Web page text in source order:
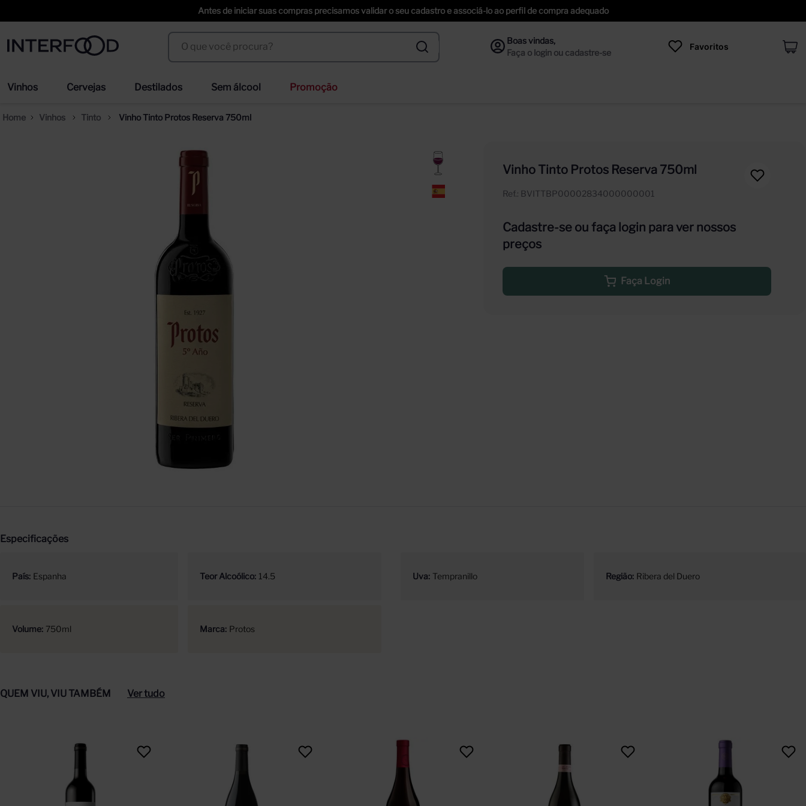
Antes de iniciar suas compras precisamos validar o seu cadastro e associá-lo ao perfil de compra adequado
O que você procura?
Favoritos
Vinhos Cervejas Destilados Sem álcool Promoção
Vinhos Tinto Vinho Tinto Protos Reserva 750ml
Vinho Tinto Protos Reserva 750ml
Ref. : BVITTBP00002834000000001
Cadastre-se ou faça login para ver nossos
preços
Faça Login
Especificações
País Espanha Teor Alcoólico 14.5 Uva Tempranillo Região Ribera del Duero
Volume 750ml Marca Protos
QUEM VIU, VIU TAMBÉM Ver tudo
Termos mais buscados